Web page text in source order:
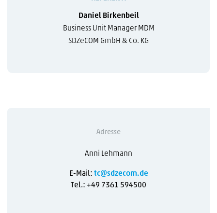
Daniel Birkenbeil
Business Unit Manager MDM
SDZeCOM GmbH & Co. KG
Adresse
Anni Lehmann
E-Mail: tc@sdzecom.de
Tel.: +49 7361 594500